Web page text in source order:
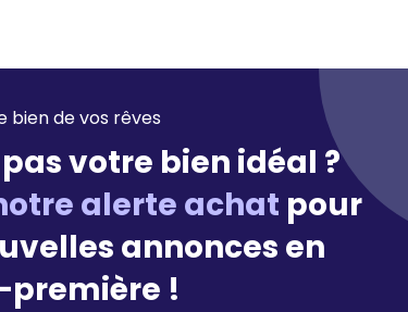
bien de vos rêves
votre bien idéal ?
alerte achat pour
annonces en
!